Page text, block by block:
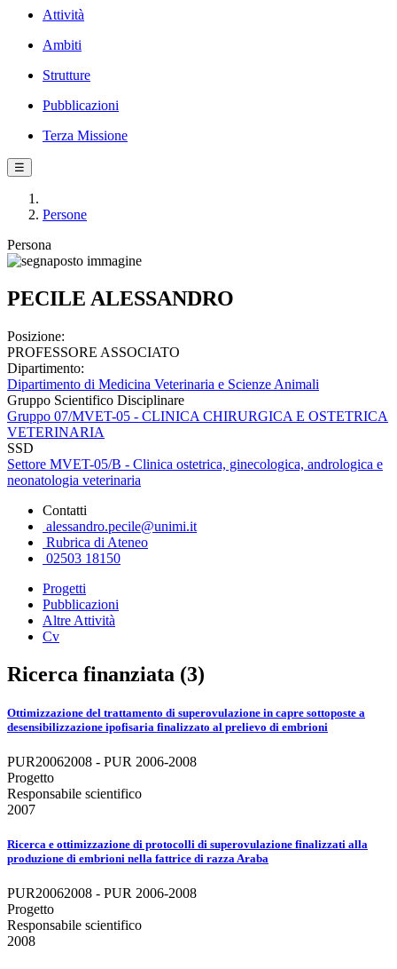
Attività
Ambiti
Strutture
Pubblicazioni
Terza Missione
☰
Persone
Persona
PECILE ALESSANDRO
Posizione:
PROFESSORE ASSOCIATO
Dipartimento:
Dipartimento di Medicina Veterinaria e Scienze Animali
Gruppo Scientifico Disciplinare
Gruppo 07/MVET-05 - CLINICA CHIRURGICA E OSTETRICA
VETERINARIA
SSD
Settore MVET-05/B - Clinica ostetrica, ginecologica, andrologica e
neonatologia veterinaria
Contatti
alessandro.pecile@unimi.it
Rubrica di Ateneo
02503 18150
Progetti
Pubblicazioni
Altre Attività
Cv
Ricerca finanziata (3)
Ottimizzazione del trattamento di superovulazione in capre sottoposte a
desensibilizzazione ipofisaria finalizzato al prelievo di embrioni
PUR20062008 - PUR 2006-2008
Progetto
Responsabile scientifico
2007
Ricerca e ottimizzazione di protocolli di superovulazione finalizzati alla
produzione di embrioni nella fattrice di razza Araba
PUR20062008 - PUR 2006-2008
Progetto
Responsabile scientifico
2008